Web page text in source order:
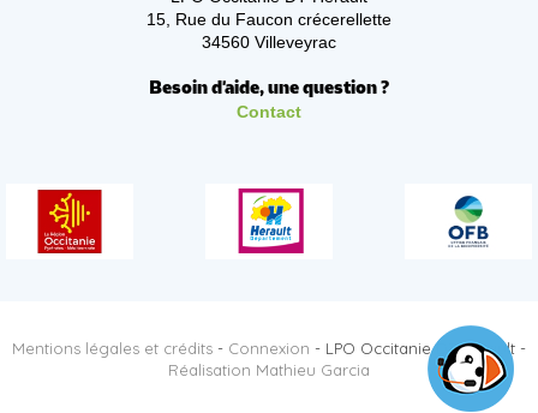
15, Rue du Faucon crécerellette
34560 Villeveyrac
Besoin d'aide, une question ?
Contact
Mentions légales et crédits - Connexion - LPO Occitanie DT Hérault -
Réalisation Mathieu Garcia